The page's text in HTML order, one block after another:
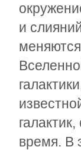
и
время. В